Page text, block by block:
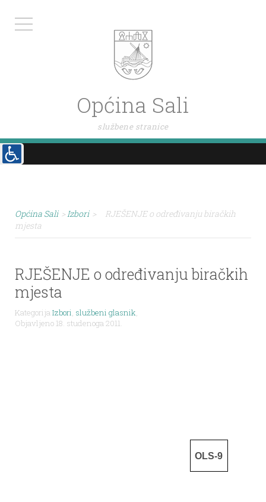
Općina Sali
službene stranice
Općina Sali > Izbori >
RJEŠENJE o određivanju biračkih
mjesta
RJEŠENJE o određivanju biračkih
mjesta
KategorijaIzbori, službeni glasnik,
Objavljeno 18. studenoga 2011.
OLS-9